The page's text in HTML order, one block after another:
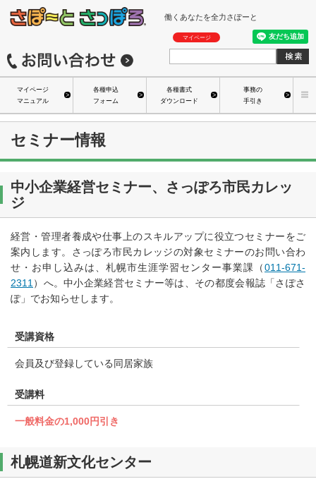
働くあなたを全力さぽーと
マイページ
マイページ
マニュアル
各種申込
フォーム
各種書式
ダウンロード
事務の
手引き
セミナー情報
中小企業経営セミナー、さっぽろ市民カレッ
ジ
経営・管理者養成や仕事上のスキルアップに役立つセミナーをご
案内します。さっぽろ市民カレッジの対象セミナーのお問い合わ
せ・お申し込みは、札幌市生涯学習センター事業課（011-671-
2311 ）へ。中小企業経営セミナー等は、その都度会報誌「さぽさ
ぽ」でお知らせします。
受講資格
会員及び登録している同居家族
受講料
一般料金の1,000円引き
札幌道新文化センター